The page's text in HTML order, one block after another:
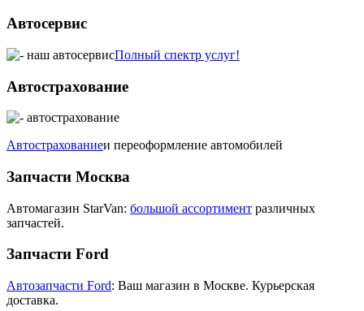
Автосервис
Полный спектр услуг!
Автострахование
Автострахованиеи переоформление автомобилей
Запчасти Москва
Автомагазин StarVan: большой ассортимент различных
запчастей.
Запчасти Ford
Автозапчасти Ford: Ваш магазин в Москве. Курьерская
доставка.